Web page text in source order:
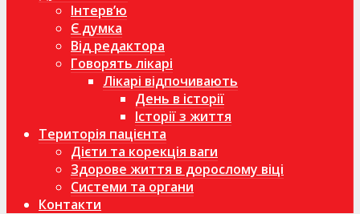
Інтерв’ю
Є думка
Від редактора
Говорять лікарі
Лікарі відпочивають
День в історії
Історії з життя
Територія пацієнта
Дієти та корекція ваги
Здорове життя в дорослому віці
Системи та органи
Контакти